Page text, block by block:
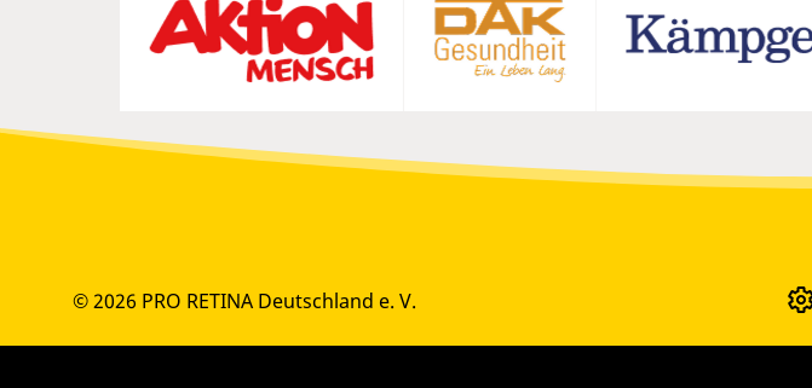
© 2026 PRO RETINA Deutschland e. V.